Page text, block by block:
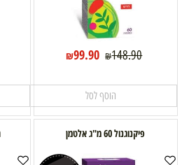
₪148.90
₪99.90
הוסף לסל
פיקנוגנול 60 מ"ג אלטמן